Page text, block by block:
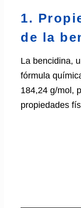
1.
de la
La bencidina,
fórmula
184,24 g/mol,
propiedades